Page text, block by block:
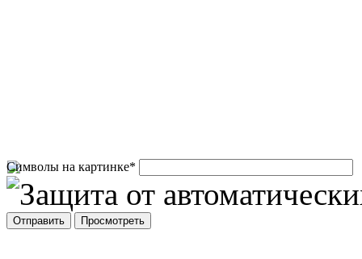
Символы на картинке*